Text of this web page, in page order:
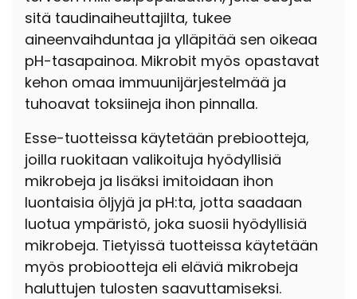
sitä taudinaiheuttajilta, tukee
aineenvaihduntaa ja ylläpitää sen oikeaa
pH-tasapainoa. Mikrobit myös opastavat
kehon omaa immuunijärjestelmää ja
tuhoavat toksiineja ihon pinnalla.
Esse-tuotteissa käytetään prebiootteja,
joilla ruokitaan valikoituja hyödyllisiä
mikrobeja ja lisäksi imitoidaan ihon
luontaisia öljyjä ja pH:ta, jotta saadaan
luotua ympäristö, joka suosii hyödyllisiä
mikrobeja. Tietyissä tuotteissa käytetään
myös probiootteja eli eläviä mikrobeja
haluttujen tulosten saavuttamiseksi.